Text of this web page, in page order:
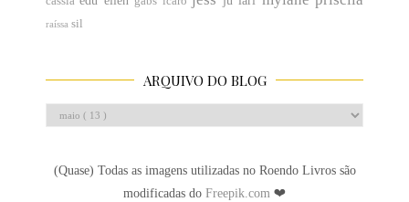
raíssa sil
ARQUIVO DO BLOG
(Quase) Todas as imagens utilizadas no Roendo Livros são
modificadas do Freepik.com ❤